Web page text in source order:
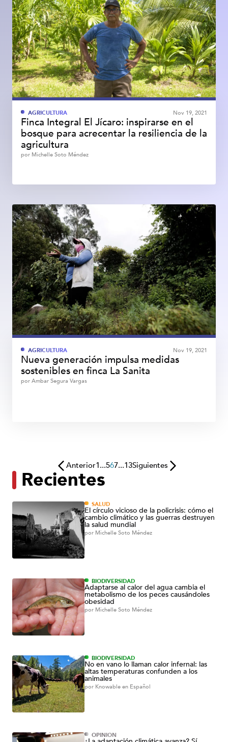
AGRICULTURA Nov 19, 2021
Finca Integral El Jícaro: inspirarse en el
bosque para acrecentar la resiliencia de la
agricultura
por Michelle Soto Méndez
AGRICULTURA Nov 19, 2021
Nueva generación impulsa medidas
sostenibles en finca La Sanita
por Ambar Segura Vargas
Anterior1...567...13Siguientes
Recientes
SALUD
El círculo vicioso de la policrisis: cómo el
cambio climático y las guerras destruyen
la salud mundial
por Michelle Soto Méndez
BIODIVERSIDAD
Adaptarse al calor del agua cambia el
metabolismo de los peces causándoles
obesidad
por Michelle Soto Méndez
BIODIVERSIDAD
No en vano lo llaman calor infernal: las
altas temperaturas confunden a los
animales
por Knowable en Español
OPINIÓN